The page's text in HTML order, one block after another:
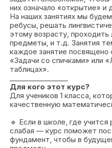
них означало «открытие» и
На наших занятиях мы
ребусы, решать
этому возрасту, проходить
предметы, и т.д. Занятия
каждое занятие посвящено
«Задачи со спичками» или
таблицах».
Для кого этот курс?
Для учеников 1 класса,
качественную
🔹 Если в школе, где
слабая — курс поможет
фундамент, чтобы в